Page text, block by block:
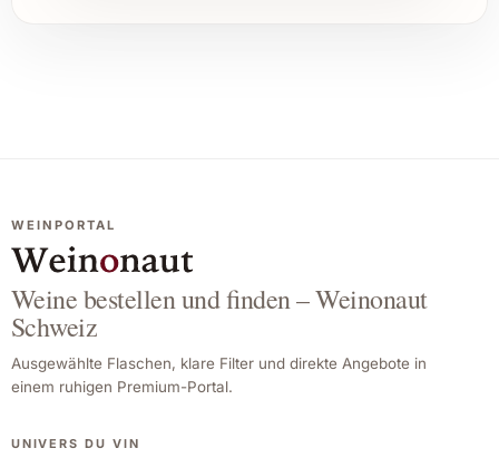
WEINPORTAL
Weine bestellen und finden – Weinonaut
Schweiz
Ausgewählte Flaschen, klare Filter und direkte Angebote in
einem ruhigen Premium-Portal.
UNIVERS DU VIN